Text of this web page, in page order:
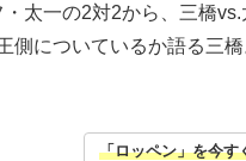
太一の2対2から、三橋
側についているか語る
「ロッペン」を今す